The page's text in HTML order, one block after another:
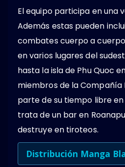
El equipo participa en una
Además estas pueden
combates cuerpo a
en varios lugares del
hasta la isla de Phu Quoc
miembros de la Compañía
parte de su tiempo libre en
trata de un bar en
destruye en tiroteos.
Distribución Manga